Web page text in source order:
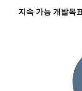
지속 가능 개발목